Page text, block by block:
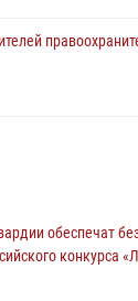
в Темникове
обеспечат
конкурса